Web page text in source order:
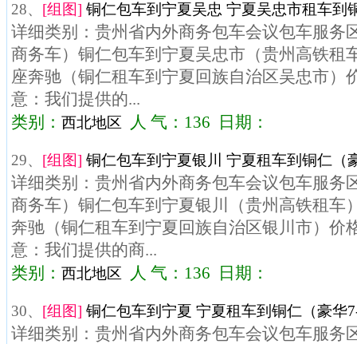
28、 [组图] 铜仁包车到宁夏吴忠 宁夏吴忠市租车到
详细类别：贵州省内外商务包车会议包车服务
商务车）铜仁包车到宁夏吴忠市（贵州高铁租
座奔驰（铜仁租车到宁夏回族自治区吴忠市）
意：我们提供的...
类别： 西北地区 人 气：136 日期：
29、 [组图] 铜仁包车到宁夏银川 宁夏租车到铜仁（
详细类别：贵州省内外商务包车会议包车服务
商务车）铜仁包车到宁夏银川（贵州高铁租车
奔驰（铜仁租车到宁夏回族自治区银川市）价
意：我们提供的商...
类别： 西北地区 人 气：136 日期：
30、 [组图] 铜仁包车到宁夏 宁夏租车到铜仁（豪华
详细类别：贵州省内外商务包车会议包车服务